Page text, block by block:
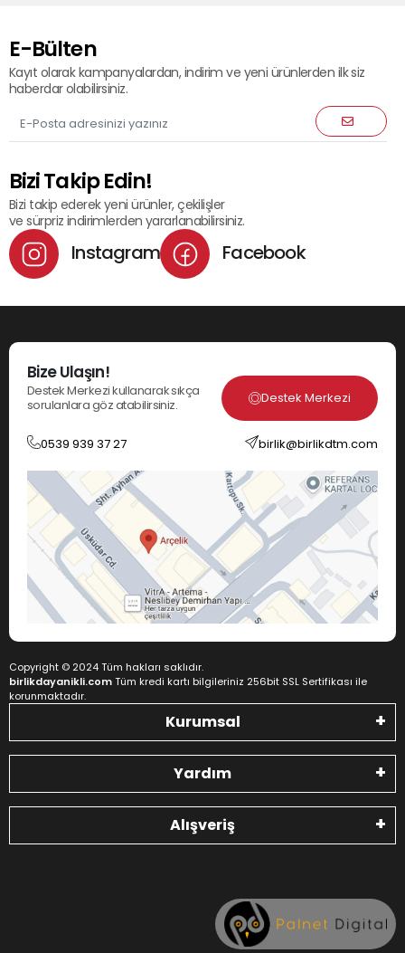
E-Bülten
Kayıt olarak kampanyalardan, indirim ve yeni ürünlerden ilk siz
haberdar olabilirsiniz.
Bizi Takip Edin!
Bizi takip ederek yeni ürünler, çekilişler
ve sürpriz indirimlerden yararlanabilirsiniz.
Instagram Facebook
Bize Ulaşın!
Destek Merkezi kullanarak sıkça
sorulanlara göz atabilirsiniz.
Destek Merkezi
0539 939 37 27 birlik@birlikdtm.com
Copyright © 2024 Tüm hakları saklıdır.
birlikdayanikli.comTüm kredi kartı bilgileriniz 256bit SSL Sertifikası ile
korunmaktadır.
Kurumsal
Yardım
Alışveriş